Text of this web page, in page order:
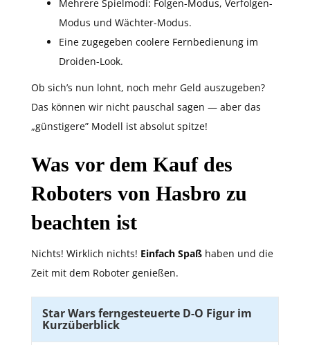
Mehrere Spielmodi: Folgen-Modus, Verfolgen-
Modus und Wächter-Modus.
Eine zugegeben coolere Fernbedienung im
Droiden-Look.
Ob sich’s nun lohnt, noch mehr Geld auszugeben?
Das können wir nicht pauschal sagen — aber das
„günstigere” Modell ist absolut spitze!
Was vor dem Kauf des
Roboters von Hasbro zu
beachten ist
Nichts! Wirklich nichts! Einfach Spaß haben und die
Zeit mit dem Roboter genießen.
Star Wars ferngesteuerte D-O Figur im
Kurzüberblick